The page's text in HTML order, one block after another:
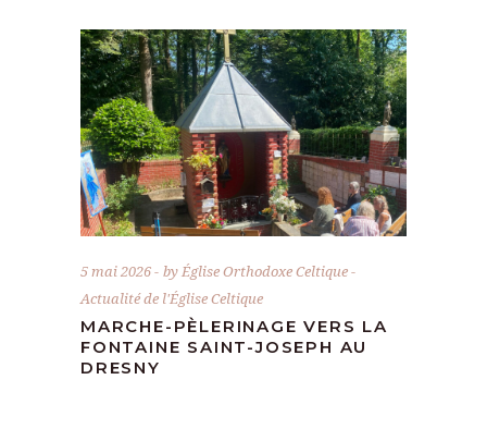
5 mai 2026 byÉglise Orthodoxe Celtique
Actualité de l'Église Celtique
MARCHE-PÈLERINAGE VERS LA
FONTAINE SAINT-JOSEPH AU
DRESNY